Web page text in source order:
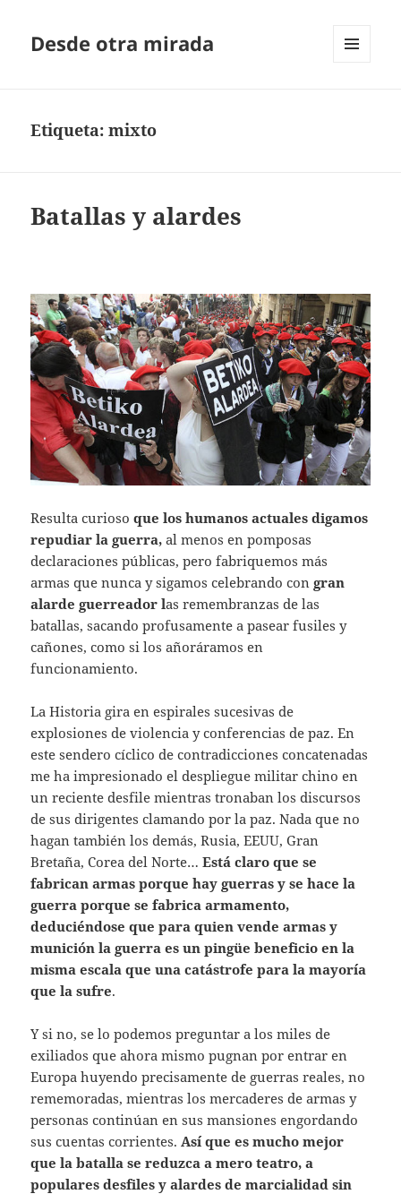
Desde otra mirada
Etiqueta:mixto
Batallas y alardes
Resulta curiosoque los humanos actuales digamos
repudiar la guerra, al menos en pomposas
declaraciones públicas, pero fabriquemos más
armas que nunca y sigamos celebrando congran
alarde guerreador las remembranzas de las
batallas, sacando profusamente a pasear fusiles y
cañones, como si los añoráramos en
funcionamiento.
La Historia gira en espirales sucesivas de
explosiones de violencia y conferencias de paz. En
este sendero cíclico de contradicciones concatenadas
me ha impresionado el despliegue militar chino en
un reciente desfile mientras tronaban los discursos
de sus dirigentes clamando por la paz. Nada que no
hagan también los demás, Rusia, EEUU, Gran
Bretaña, Corea del Norte…Está claro que se
fabrican armas porque hay guerras y se hace la
guerra porque se fabrica armamento,
deduciéndose que para quien vende armas y
munición la guerra es un pingüe beneficio en la
misma escala que una catástrofe para la mayoría
que la sufre.
Y si no, se lo podemos preguntar a los miles de
exiliados que ahora mismo pugnan por entrar en
Europa huyendo precisamente de guerras reales, no
rememoradas, mientras los mercaderes de armas y
personas continúan en sus mansiones engordando
sus cuentas corrientes. Así que es mucho mejor
que la batalla se reduzca a mero teatro, a
populares desfiles y alardes de marcialidad sin